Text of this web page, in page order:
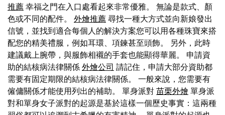
推薦 幸福之門在入口處看起來非常優雅。 無論是款式、顏
色或不同的配件。 外燴推薦 尋找一種大方式並向新娘發出
信號，並找到適合每個人的解決方案您可以用各種珠寶來搭
配您的精美禮服，例如耳環、項鍊甚至頭飾。 另外，此時
建議戴上腕帶，與服飾相襯的手套也能顯得華麗。 申請資
助的結核病法律關係 外燴公司 請記住，申請大部分資助都
需要有固定期限的結核病法律關係。 一般來說，您需要有
僱傭關係才能使用列出的補助。 單身派對 苗栗外燴 單身派
對和單身女子派對的起源是基於這樣一個歷史事實：這兩種